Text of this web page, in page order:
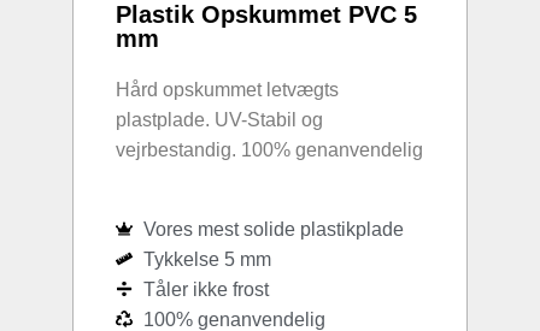
Plastik Opskummet PVC 5
mm
Hård opskummet letvægts
plastplade. UV-Stabil og
vejrbestandig. 100% genanvendelig
Vores mest solide plastikplade
Tykkelse 5 mm
Tåler ikke frost
100% genanvendelig